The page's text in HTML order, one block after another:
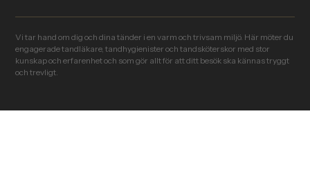
Vi tar hand om dig och dina tänder i en varm och trivsam miljö. Här möter du
engagerade tandläkare, tandhygienister och tandsköterskor med stor
kunskap och erfarenhet och som gör allt för att ditt besök ska kännas tryggt
och trevligt.